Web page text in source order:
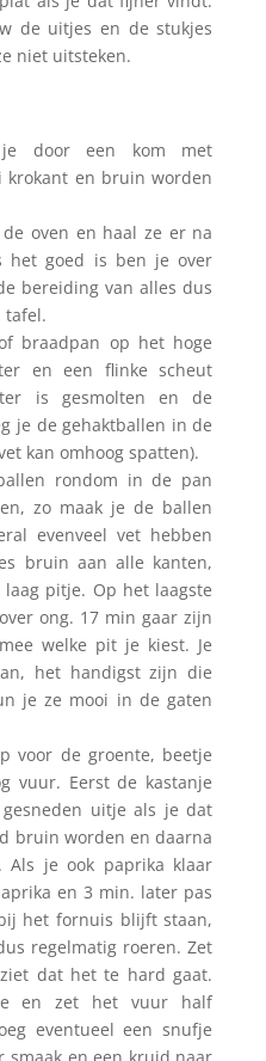
de uitjes en de stukjes
niet uitsteken.
door een kom met
krokant en bruin worden
oven en haal ze er na
het goed is ben je over
bereiding van alles dus
tafel.
braadpan op het hoge
en een flinke scheut
is gesmolten en de
je de gehaktballen in de
kan omhoog spatten).
rondom in de pan
zo maak je de ballen
evenveel vet hebben
bruin aan alle kanten,
pitje. Op het laagste
ong. 17 min gaar zijn
welke pit je kiest. Je
het handigst zijn die
je ze mooi in de gaten
voor de groente, beetje
vuur. Eerst de kastanje
uitje als je dat
bruin worden en daarna
je ook paprika klaar
en 3 min. later pas
het fornuis blijft staan,
regelmatig roeren. Zet
dat het te hard gaat.
en zet het vuur half
eventueel een snufje